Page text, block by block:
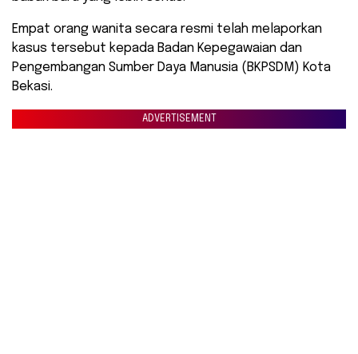
Empat orang wanita secara resmi telah melaporkan
kasus tersebut kepada Badan Kepegawaian dan
Pengembangan Sumber Daya Manusia (BKPSDM) Kota
Bekasi.
ADVERTISEMENT